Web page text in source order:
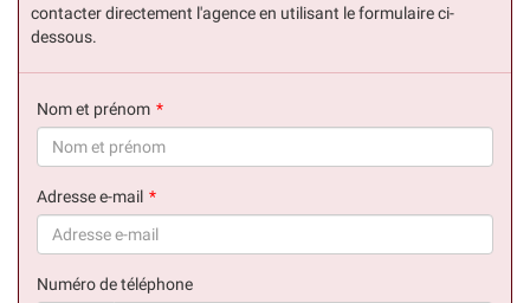
contacter directement l'agence en utilisant le formulaire ci-
dessous.
Nom et prénom
Adresse e-mail
Numéro de téléphone